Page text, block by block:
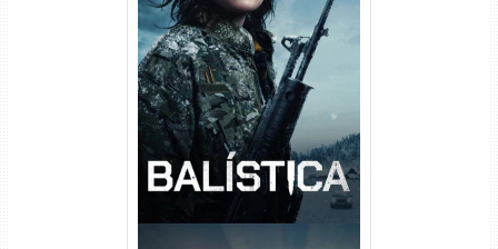
Balística Torrent (2025) WEB-
DL 1080p Dual Áudio